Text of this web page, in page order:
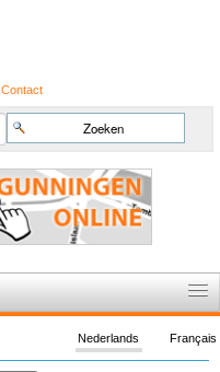
Contact
Français
Nederlands